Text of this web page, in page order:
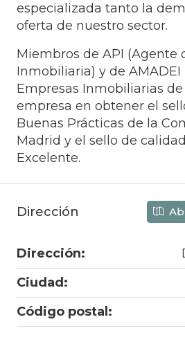
especializada tanto la
oferta de nuestro sector.
Miembros de API (Agente
Inmobiliaria) y de AMADEI
Empresas Inmobiliarias
empresa en obtener el
Buenas Prácticas de la
Madrid y el sello de
Excelente.
Dirección
Dirección:
Ciudad:
Código postal: